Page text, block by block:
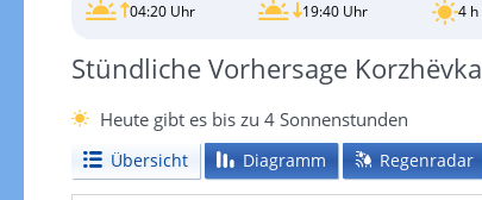
04:20 Uhr 19:40 Uhr 4 h
Stündliche Vorhersage Korzhëvka
Heute gibt es bis zu 4 Sonnenstunden
Übersicht Diagramm Regenradar